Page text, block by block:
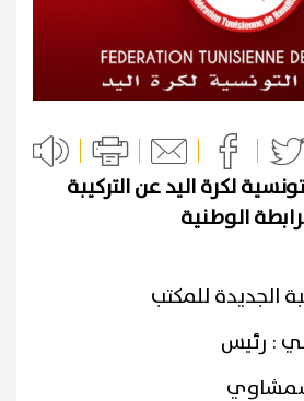
لكرة اليد عن التركيبة
الوطنية
الجديدة للمكتب
: رئيس